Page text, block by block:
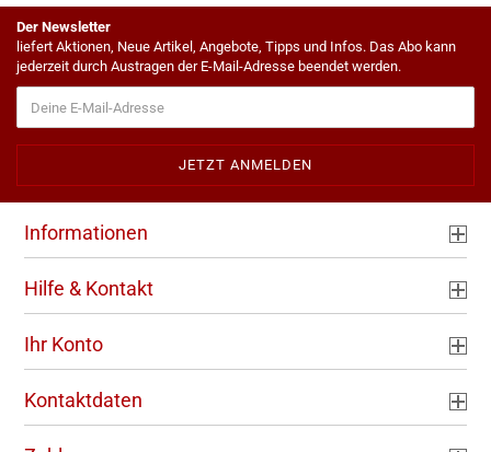
Der Newsletter
liefert Aktionen, Neue Artikel, Angebote, Tipps und Infos. Das Abo kann
jederzeit durch Austragen der E-Mail-Adresse beendet werden.
Informationen
Hilfe & Kontakt
Ihr Konto
Kontaktdaten